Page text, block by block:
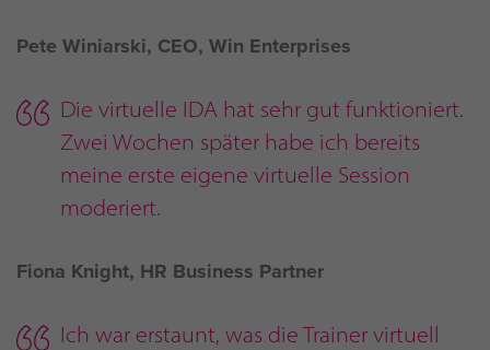
Pete Winiarski, CEO, Win Enterprises
Die virtuelle IDA hat sehr gut funktioniert.
Zwei Wochen später habe ich bereits
meine erste eigene virtuelle Session
moderiert.
Fiona Knight, HR Business Partner
Ich war erstaunt, was die Trainer virtuell